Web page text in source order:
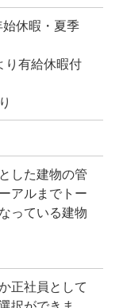
休暇・夏季
有給休暇付
した建物の管
アルまでトー
っている建物
正社員として